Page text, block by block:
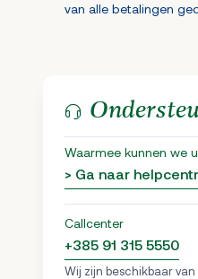
van alle betalingen
Waarmee kunnen we
> Ga naar
Callcenter
+385 91 315 5550
Wij zijn beschikbaar